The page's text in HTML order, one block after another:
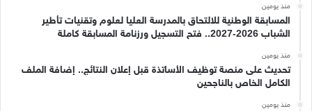
منذ يومين
المسابقة الوطنية للالتحاق بالمدرسة العليا لعلوم وتقنيات تأطير
الشباب 2026-2027.. فتح التسجيل ورزنامة المسابقة كاملة
منذ يومين
تحديث على منصة توظيف الأساتذة قبل إعلان النتائج.. إضافة الملف
الكامل الخاص بالناجحين
منذ يومين